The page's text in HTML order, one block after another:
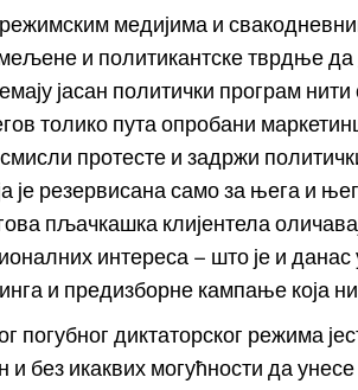
медијима и
и политикантске тврдње да
јасан политички програм
толико пута опробани
протесте и задржи
је резервисана само за њега и
пљачкашка клијентела
интереса – што је и
и предизборне кампање која
диктаторског режима
без икаквих могућности да